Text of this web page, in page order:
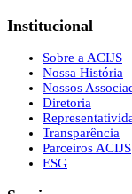
Institucional
Sobre a ACIJS
Nossa História
Nossos
Diretoria
Transparência
Parceiros ACIJS
ESG